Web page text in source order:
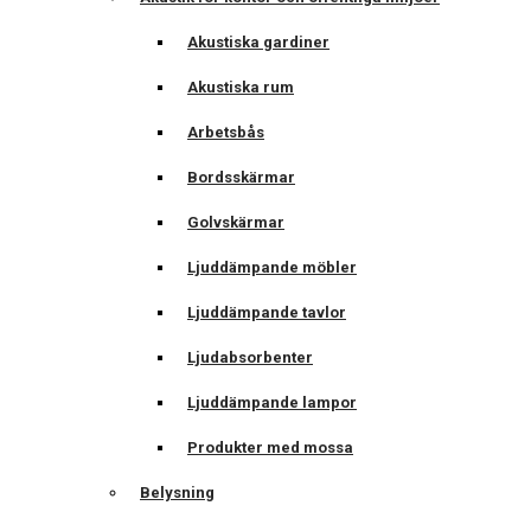
Akustiska gardiner
Akustiska rum
Arbetsbås
Bordsskärmar
Golvskärmar
Ljuddämpande möbler
Ljuddämpande tavlor
Ljudabsorbenter
Ljuddämpande lampor
Produkter med mossa
Belysning